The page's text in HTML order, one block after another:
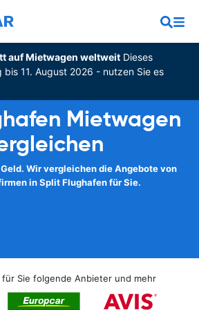
auf Mietwagen weltweitDieses
11. August 2026 - nutzen Sie es
Mietwagen
Wir vergleichen die Angebote von
in Split Flughafen für Sie.
Sie folgende Anbieter und mehr